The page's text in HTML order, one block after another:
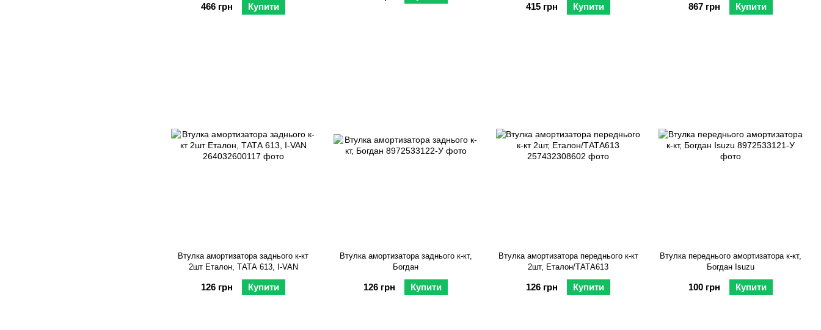
466 грн Купити 415 грн Купити 867 грн Купити
Втулка амортизатора заднього к-кт
2шт Еталон, ТАТА 613, I-VAN
126 грн Купити
Втулка амортизатора заднього к-кт,
Богдан
126 грн Купити
Втулка амортизатора переднього к-кт
2шт, Еталон/ТАТА613
126 грн Купити
Втулка переднього амортизатора к-кт,
Богдан Isuzu
100 грн Купити